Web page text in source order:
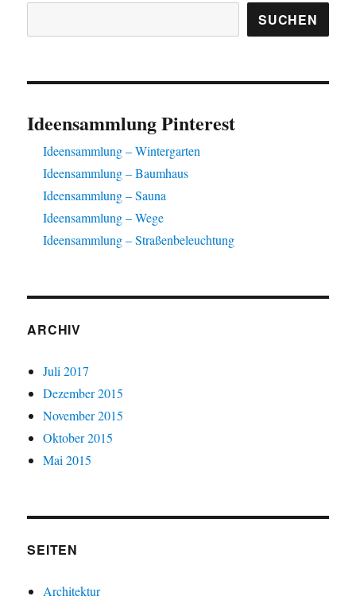
SUCHEN
Ideensammlung Pinterest
Ideensammlung – Wintergarten
Ideensammlung – Baumhaus
Ideensammlung – Sauna
Ideensammlung – Wege
Ideensammlung – Straßenbeleuchtung
ARCHIV
Juli 2017
Dezember 2015
November 2015
Oktober 2015
Mai 2015
SEITEN
Architektur